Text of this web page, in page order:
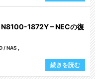
N8100-1872Y – NECの復
/ NAS
続きを読む